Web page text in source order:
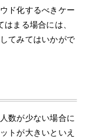
ド化するべきケー
まる場合には、
てみてはいかがで
数が少ない場合に
トが大きいといえ